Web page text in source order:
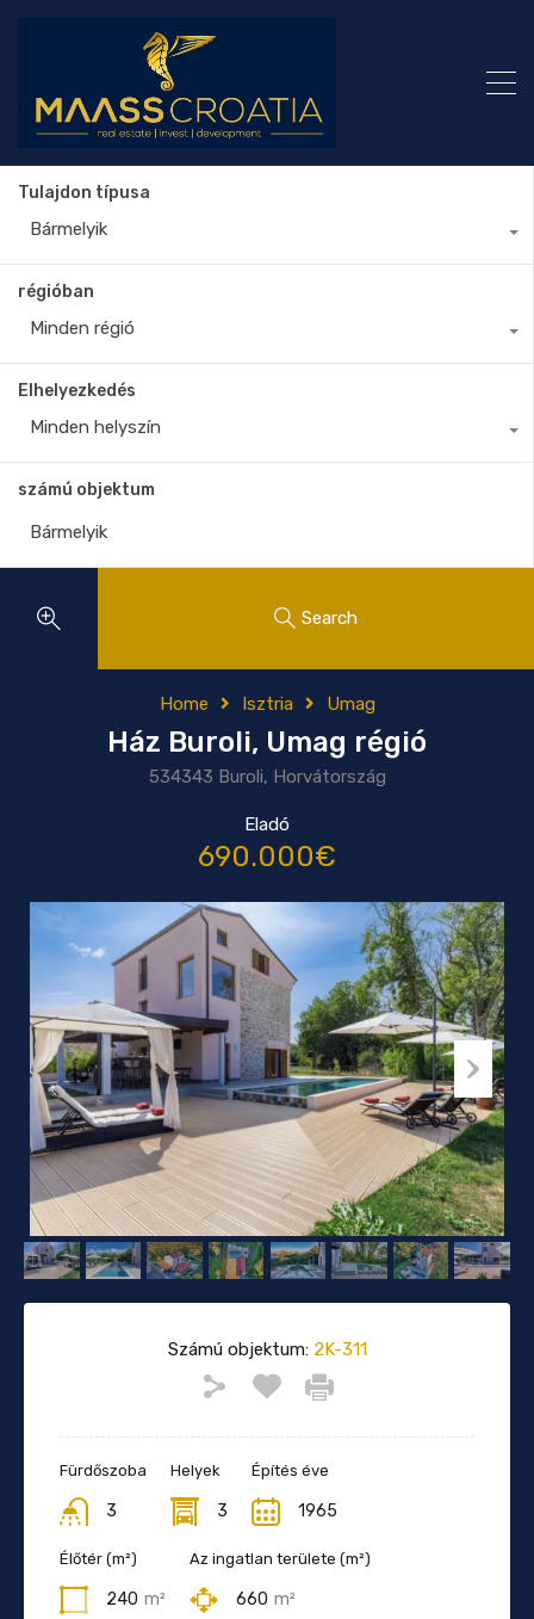
Tulajdon típusa
Bármelyik
régióban
Minden régió
Elhelyezkedés
Minden helyszín
számú objektum
Search
Home Isztria Umag
Ház Buroli, Umag régió
534343 Buroli, Horvátország
Eladó
690.000€
Számú objektum:2K-311
Fürdőszoba
3
Helyek
3
Építés éve
1965
Élőtér (m²)
240 m²
Az ingatlan területe (m²)
660 m²